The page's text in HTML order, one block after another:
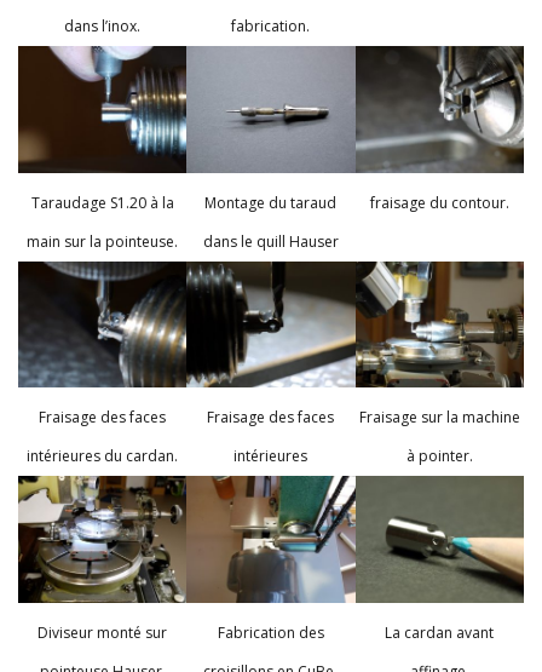
dans l’inox.
fabrication.
Taraudage S1.20 à la
main sur la pointeuse.
Montage du taraud
dans le quill Hauser
fraisage du contour.
Fraisage des faces
intérieures du cardan.
Fraisage des faces
intérieures
Fraisage sur la machine
à pointer.
Diviseur monté sur
Fabrication des
La cardan avant